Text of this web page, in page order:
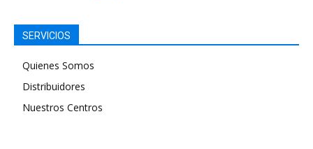
SERVICIOS
Quienes Somos
Distribuidores
Nuestros Centros